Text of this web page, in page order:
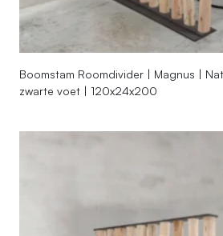
Boomstam Roomdivider | Magnus |
zwarte voet | 120x24x200